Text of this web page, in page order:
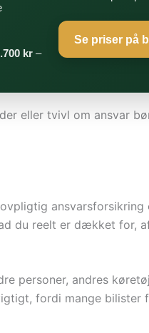
kr –
Se priser på
eller tvivl om ansvar
ansvarsforsikring
du reelt er dækket for,
personer, andres
fordi mange bilister